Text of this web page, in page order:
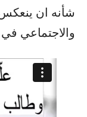
شأنه ان ينعكس
والاجتماعي في